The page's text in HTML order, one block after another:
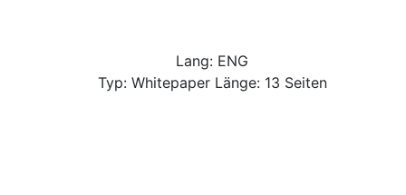
Lang: ENG
Typ: Whitepaper Länge: 13 Seiten